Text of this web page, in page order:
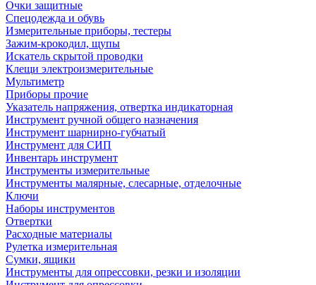
Очки защитные
Спецодежда и обувь
Измерительные приборы, тестеры
Зажим-крокодил, щупы
Искатель скрытой проводки
Клещи электроизмерительные
Мультиметр
Приборы прочие
Указатель напряжения, отвертка индикаторная
Инструмент ручной общего назначения
Инструмент шарнирно-губчатый
Инструмент для СИП
Инвентарь инструмент
Инструменты измерительные
Инструменты малярные, слесарные, отделочные
Ключи
Наборы инструментов
Отвертки
Расходные материалы
Рулетка измерительная
Сумки, ящики
Инструменты для опрессовки, резки и изоляции